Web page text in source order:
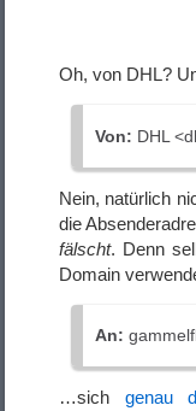
Oh, von DHL?
Von: DHL
Nein, natürlich
die
fälscht. Denn
Domain
An:
…sich genau